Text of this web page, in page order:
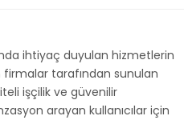
ihtiyaç duyulan hizmetlerin
firmalar tarafından sunulan
işçilik ve güvenilir
arayan kullanıcılar için